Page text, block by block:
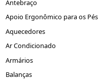
Antebraço
Apoio Ergonômico para os Pés
Aquecedores
Ar Condicionado
Armários
Balanças